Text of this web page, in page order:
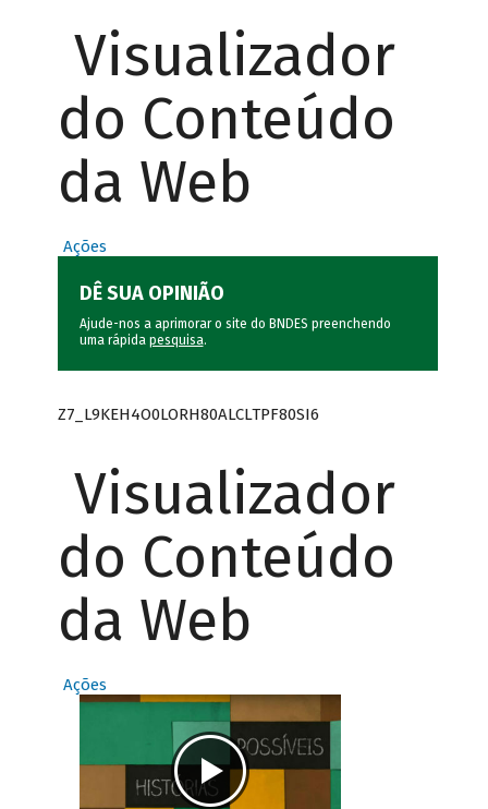
Visualizador
do Conteúdo
da Web
Ações
DÊ SUA OPINIÃO
Ajude-nos a aprimorar o site do BNDES preenchendo
uma rápida pesquisa.
Z7_L9KEH4O0LORH80ALCLTPF80SI6
Visualizador
do Conteúdo
da Web
Ações